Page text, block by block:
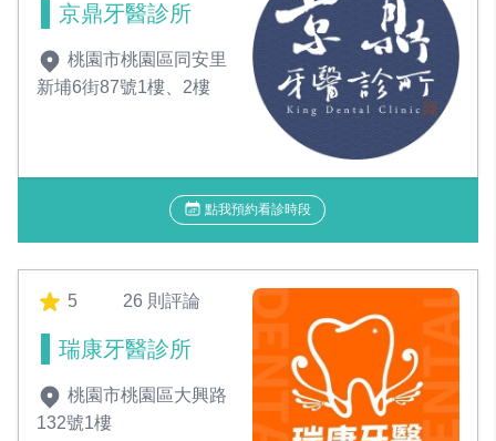
京鼎牙醫診所
桃園市桃園區同安里
新埔6街87號1樓、2樓
點我預約看診時段
5 26 則評論
瑞康牙醫診所
桃園市桃園區大興路
132號1樓